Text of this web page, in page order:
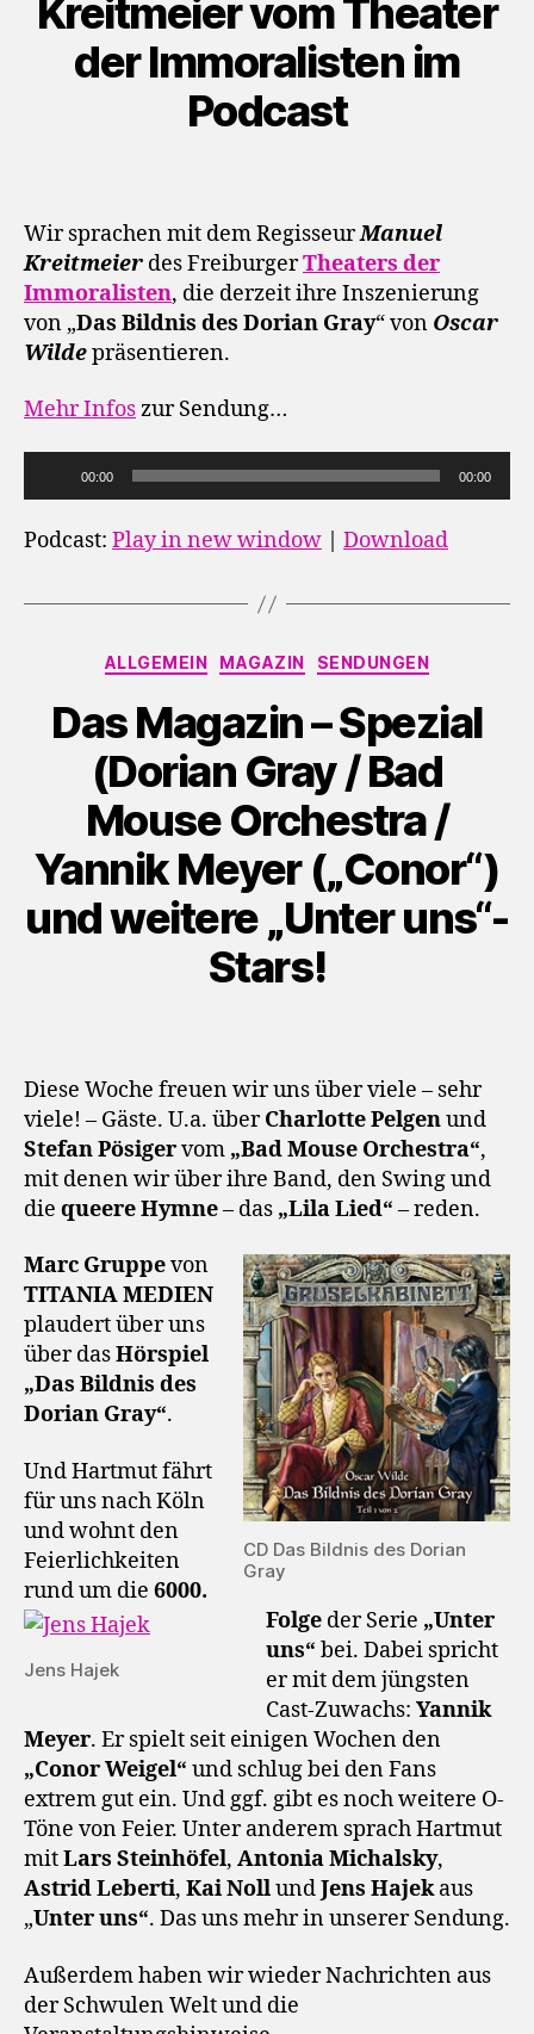
Kreitmeier vom Theater
der Immoralisten im
Podcast
Wir sprachen mit dem RegisseurManuel
Kreitmeier des FreiburgerTheaters der
Immoralisten, die derzeit ihre Inszenierung
von „Das Bildnis des Dorian Gray“ von Oscar
Wildepräsentieren.
Mehr Infoszur Sendung…
u
d
00:00 00:00
Podcast: Play in new window Download
Kategorien
ALLGEMEIN MAGAZIN SENDUNGEN
Das Magazin – Spezial
(Dorian Gray / Bad
Mouse Orchestra /
Yannik Meyer („Conor“)
und weitere „Unter uns“-
Stars!
Diese Woche freuen wir uns über viele – sehr
viele! – Gäste. U.a. überCharlotte Pelgenund
Stefan Pösigervom „Bad Mouse Orchestra“,
mit denen wir über ihre Band, den Swing und
die queere Hymne– das „Lila Lied“ – reden.
CD Das Bildnis des Dorian
Gray
Marc Gruppevon
TITANIA MEDIEN
plaudert über uns
über dasHörspiel
„Das Bildnis des
Dorian Gray“.
Jens Hajek
Und Hartmut fährt
für uns nach Köln
und wohnt den
Feierlichkeiten
rund um die 6000.
Folge der Serie „Unter
uns“ bei. Dabei spricht
er mit dem jüngsten
Cast-Zuwachs: Yannik
Meyer. Er spielt seit einigen Wochen den
„Conor Weigel“ und schlug bei den Fans
extrem gut ein. Und ggf. gibt es noch weitere O-
Töne von Feier. Unter anderem sprach Hartmut
mitLars Steinhöfel, Antonia Michalsky,
Astrid Leberti, Kai NollundJens Hajekaus
„Unter uns“. Das uns mehr in unserer Sendung.
Außerdem haben wir wieder Nachrichten aus
der Schwulen Welt und die